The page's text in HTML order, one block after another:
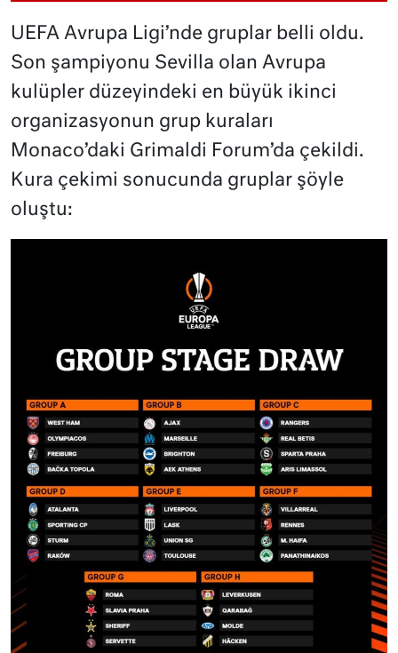
UEFA Avrupa Ligi’nde gruplar belli oldu.
Son şampiyonu Sevilla olan Avrupa
kulüpler düzeyindeki en büyük ikinci
organizasyonun grup kuraları
Monaco’daki Grimaldi Forum’da çekildi.
Kura çekimi sonucunda gruplar şöyle
oluştu: